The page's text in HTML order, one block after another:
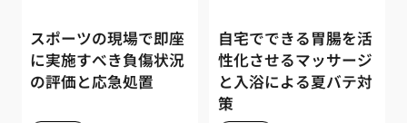
スポーツの現場で即座
に実施すべき負傷状況
の評価と応急処置
自宅でできる胃腸を活
性化させるマッサージ
と入浴による夏バテ対
策